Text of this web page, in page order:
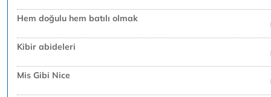
Hem doğulu hem batılı olmak
Kibir abideleri
Mis Gibi Nice